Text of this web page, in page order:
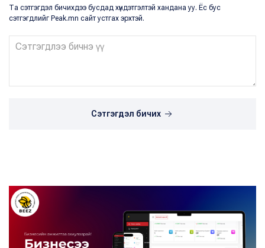
Та сэтгэгдэл бичихдээ бусдад хүндэтгэлтэй хандана уу. Ёс бус
сэтгэгдлийг Peak.mn сайт устгах эрхтэй.
Сэтгэгдэл бичих